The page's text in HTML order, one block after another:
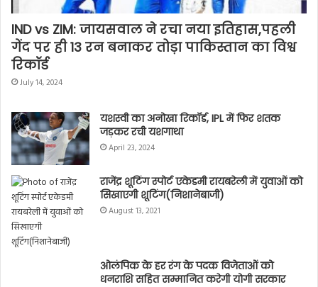
April 23, 2024
राजेंद्र शूटिंग स्पोर्ट एकेडमी रायबरेली में युवाओं को
सिखाएगी शूटिंग(निशानेबाजी)
ओलंपिक के हर रंग के पदक विजेताओं को
धनराशि सहित सम्मानित करेगी योगी सरकार
मीराबाई चानू ने रचा इतिहास तो सेलेब्रेटीज़ ने यूं
जाहिर की ख़ुशी